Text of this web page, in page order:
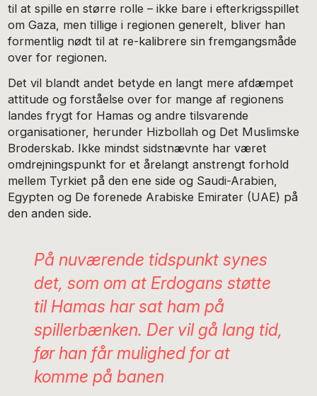
til at spille en større rolle – ikke bare i efterkrigsspillet
om Gaza, men tillige i regionen generelt, bliver han
formentlig nødt til at re-kalibrere sin fremgangsmåde
over for regionen.
Det vil blandt andet betyde en langt mere afdæmpet
attitude og forståelse over for mange af regionens
landes frygt for Hamas og andre tilsvarende
organisationer, herunder Hizbollah og Det Muslimske
Broderskab. Ikke mindst sidstnævnte har været
omdrejningspunkt for et årelangt anstrengt forhold
mellem Tyrkiet på den ene side og Saudi-Arabien,
Egypten og De forenede Arabiske Emirater (UAE) på
den anden side.
På nuværende tidspunkt synes
det, som om at Erdogans støtte
til Hamas har sat ham på
spillerbænken. Der vil gå lang tid,
før han får mulighed for at
komme på banen